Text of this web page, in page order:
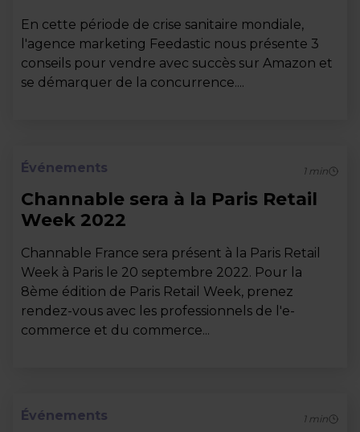
En cette période de crise sanitaire mondiale,
l'agence marketing Feedastic nous présente 3
conseils pour vendre avec succès sur Amazon et
se démarquer de la concurrence....
Événements 1min
Channable sera à la Paris Retail
Week 2022
Channable France sera présent à la Paris Retail
Week à Paris le 20 septembre 2022. Pour la
8ème édition de Paris Retail Week, prenez
rendez-vous avec les professionnels de l'e-
commerce et du commerce...
Événements 1min